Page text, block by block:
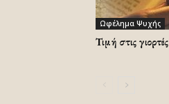
Ωφέλημα Ψυχής
Τιμή στις γιορτές